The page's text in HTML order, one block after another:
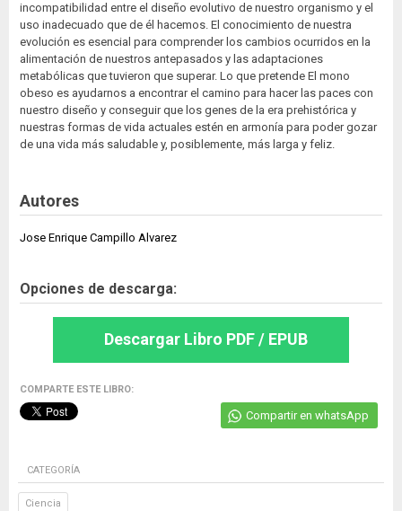
incompatibilidad entre el diseño evolutivo de nuestro organismo y el
uso inadecuado que de él hacemos. El conocimiento de nuestra
evolución es esencial para comprender los cambios ocurridos en la
alimentación de nuestros antepasados y las adaptaciones
metabólicas que tuvieron que superar. Lo que pretende El mono
obeso es ayudarnos a encontrar el camino para hacer las paces con
nuestro diseño y conseguir que los genes de la era prehistórica y
nuestras formas de vida actuales estén en armonía para poder gozar
de una vida más saludable y, posiblemente, más larga y feliz.
Autores
Jose Enrique Campillo Alvarez
Opciones de descarga:
Descargar Libro PDF / EPUB
COMPARTE ESTE LIBRO:
Compartir en whatsApp
CATEGORÍA
Ciencia